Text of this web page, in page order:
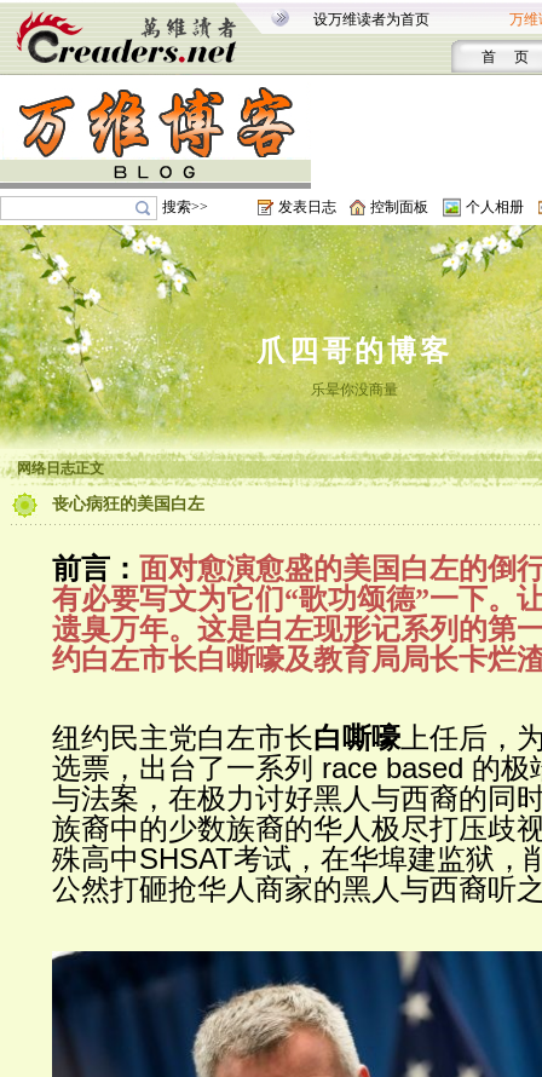
设万维读者为首页 万维
首 页
搜索>> 发表日志 控制面板 个人相册
爪四哥的博客
乐晕你没商量
网络日志正文
丧心病狂的美国白左
前言： 面对愈演愈盛的美国白左的倒
有必要写文为它们“歌功颂德”一下。
遗臭万年。这是白左现形记系列的第
约白左市长白嘶嚎及教育局局长卡烂
纽约民主党白左市长白嘶嚎 上任后，
选票，出台了一系列 race based 的极
与法案，在极力讨好黑人与西裔的同
族裔中的少数族裔的华人极尽打压歧
殊高中SHSAT考试，在华埠建监狱，
公然打砸抢华人商家的黑人与西裔听